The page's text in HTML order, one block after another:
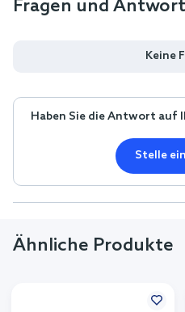
Fragen und
Keine
Haben Sie die Antwort auf
Stelle
Ähnliche Produkte